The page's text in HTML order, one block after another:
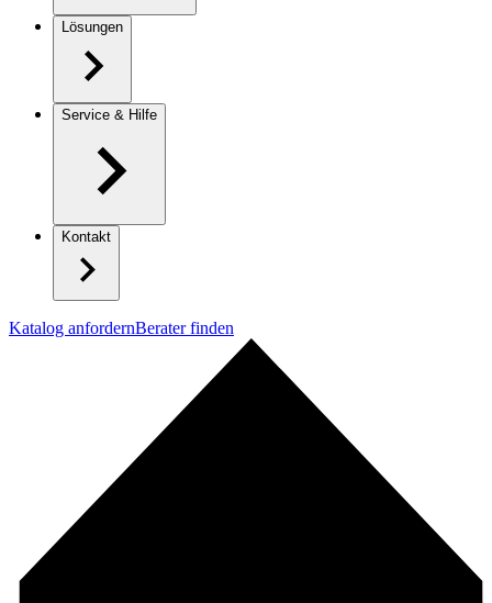
Lösungen
Service & Hilfe
Kontakt
Katalog anfordernBerater finden